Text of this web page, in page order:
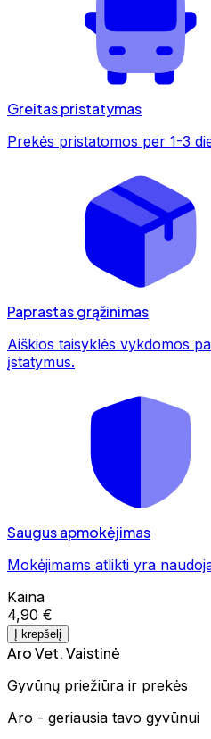
Greitas pristatymas
Prekės pristatomos per 1-3
Paprastas grąžinimas
Aiškios taisyklės vykdomos
įstatymus.
Saugus apmokėjimas
Mokėjimams atlikti yra
Kaina
4,90 €
Į krepšelį
Aro Vet. Vaistinė
Gyvūnų priežiūra ir prekės
Aro - geriausia tavo gyvūnui